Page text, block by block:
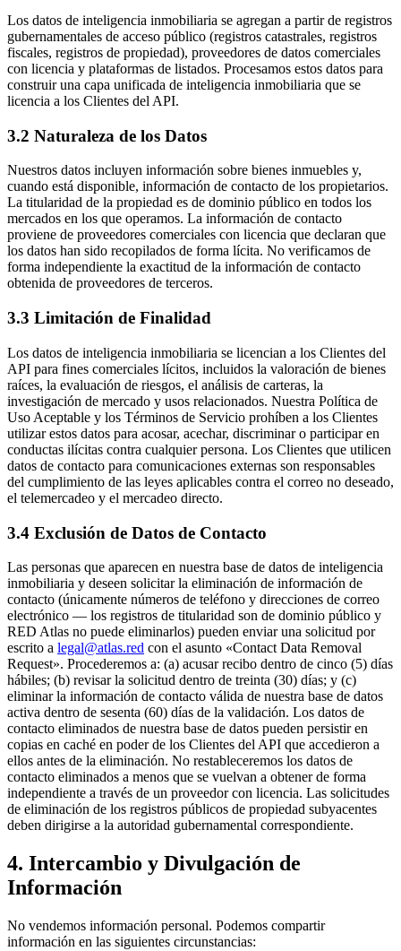
Los datos de inteligencia inmobiliaria se agregan a partir de registros
gubernamentales de acceso público (registros catastrales, registros
fiscales, registros de propiedad), proveedores de datos comerciales
con licencia y plataformas de listados. Procesamos estos datos para
construir una capa unificada de inteligencia inmobiliaria que se
licencia a los Clientes del API.
3.2 Naturaleza de los Datos
Nuestros datos incluyen información sobre bienes inmuebles y,
cuando está disponible, información de contacto de los propietarios.
La titularidad de la propiedad es de dominio público en todos los
mercados en los que operamos. La información de contacto
proviene de proveedores comerciales con licencia que declaran que
los datos han sido recopilados de forma lícita. No verificamos de
forma independiente la exactitud de la información de contacto
obtenida de proveedores de terceros.
3.3 Limitación de Finalidad
Los datos de inteligencia inmobiliaria se licencian a los Clientes del
API para fines comerciales lícitos, incluidos la valoración de bienes
raíces, la evaluación de riesgos, el análisis de carteras, la
investigación de mercado y usos relacionados. Nuestra Política de
Uso Aceptable y los Términos de Servicio prohíben a los Clientes
utilizar estos datos para acosar, acechar, discriminar o participar en
conductas ilícitas contra cualquier persona. Los Clientes que utilicen
datos de contacto para comunicaciones externas son responsables
del cumplimiento de las leyes aplicables contra el correo no deseado,
el telemercadeo y el mercadeo directo.
3.4 Exclusión de Datos de Contacto
Las personas que aparecen en nuestra base de datos de inteligencia
inmobiliaria y deseen solicitar la eliminación de información de
contacto (únicamente números de teléfono y direcciones de correo
electrónico — los registros de titularidad son de dominio público y
RED Atlas no puede eliminarlos) pueden enviar una solicitud por
escrito a legal@atlas.red con el asunto «Contact Data Removal
Request». Procederemos a: (a) acusar recibo dentro de cinco (5) días
hábiles; (b) revisar la solicitud dentro de treinta (30) días; y (c)
eliminar la información de contacto válida de nuestra base de datos
activa dentro de sesenta (60) días de la validación. Los datos de
contacto eliminados de nuestra base de datos pueden persistir en
copias en caché en poder de los Clientes del API que accedieron a
ellos antes de la eliminación. No restableceremos los datos de
contacto eliminados a menos que se vuelvan a obtener de forma
independiente a través de un proveedor con licencia. Las solicitudes
de eliminación de los registros públicos de propiedad subyacentes
deben dirigirse a la autoridad gubernamental correspondiente.
4. Intercambio y Divulgación de
Información
No vendemos información personal. Podemos compartir
información en las siguientes circunstancias: